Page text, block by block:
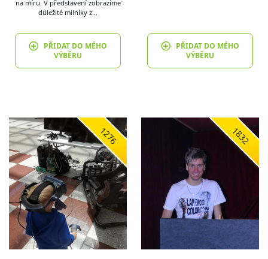
na míru. V představení zobrazíme
důležité milníky z…
PŘIDAT DO MÉHO
VÝBĚRU
PŘIDAT DO MÉHO
VÝBĚRU
1276 1832